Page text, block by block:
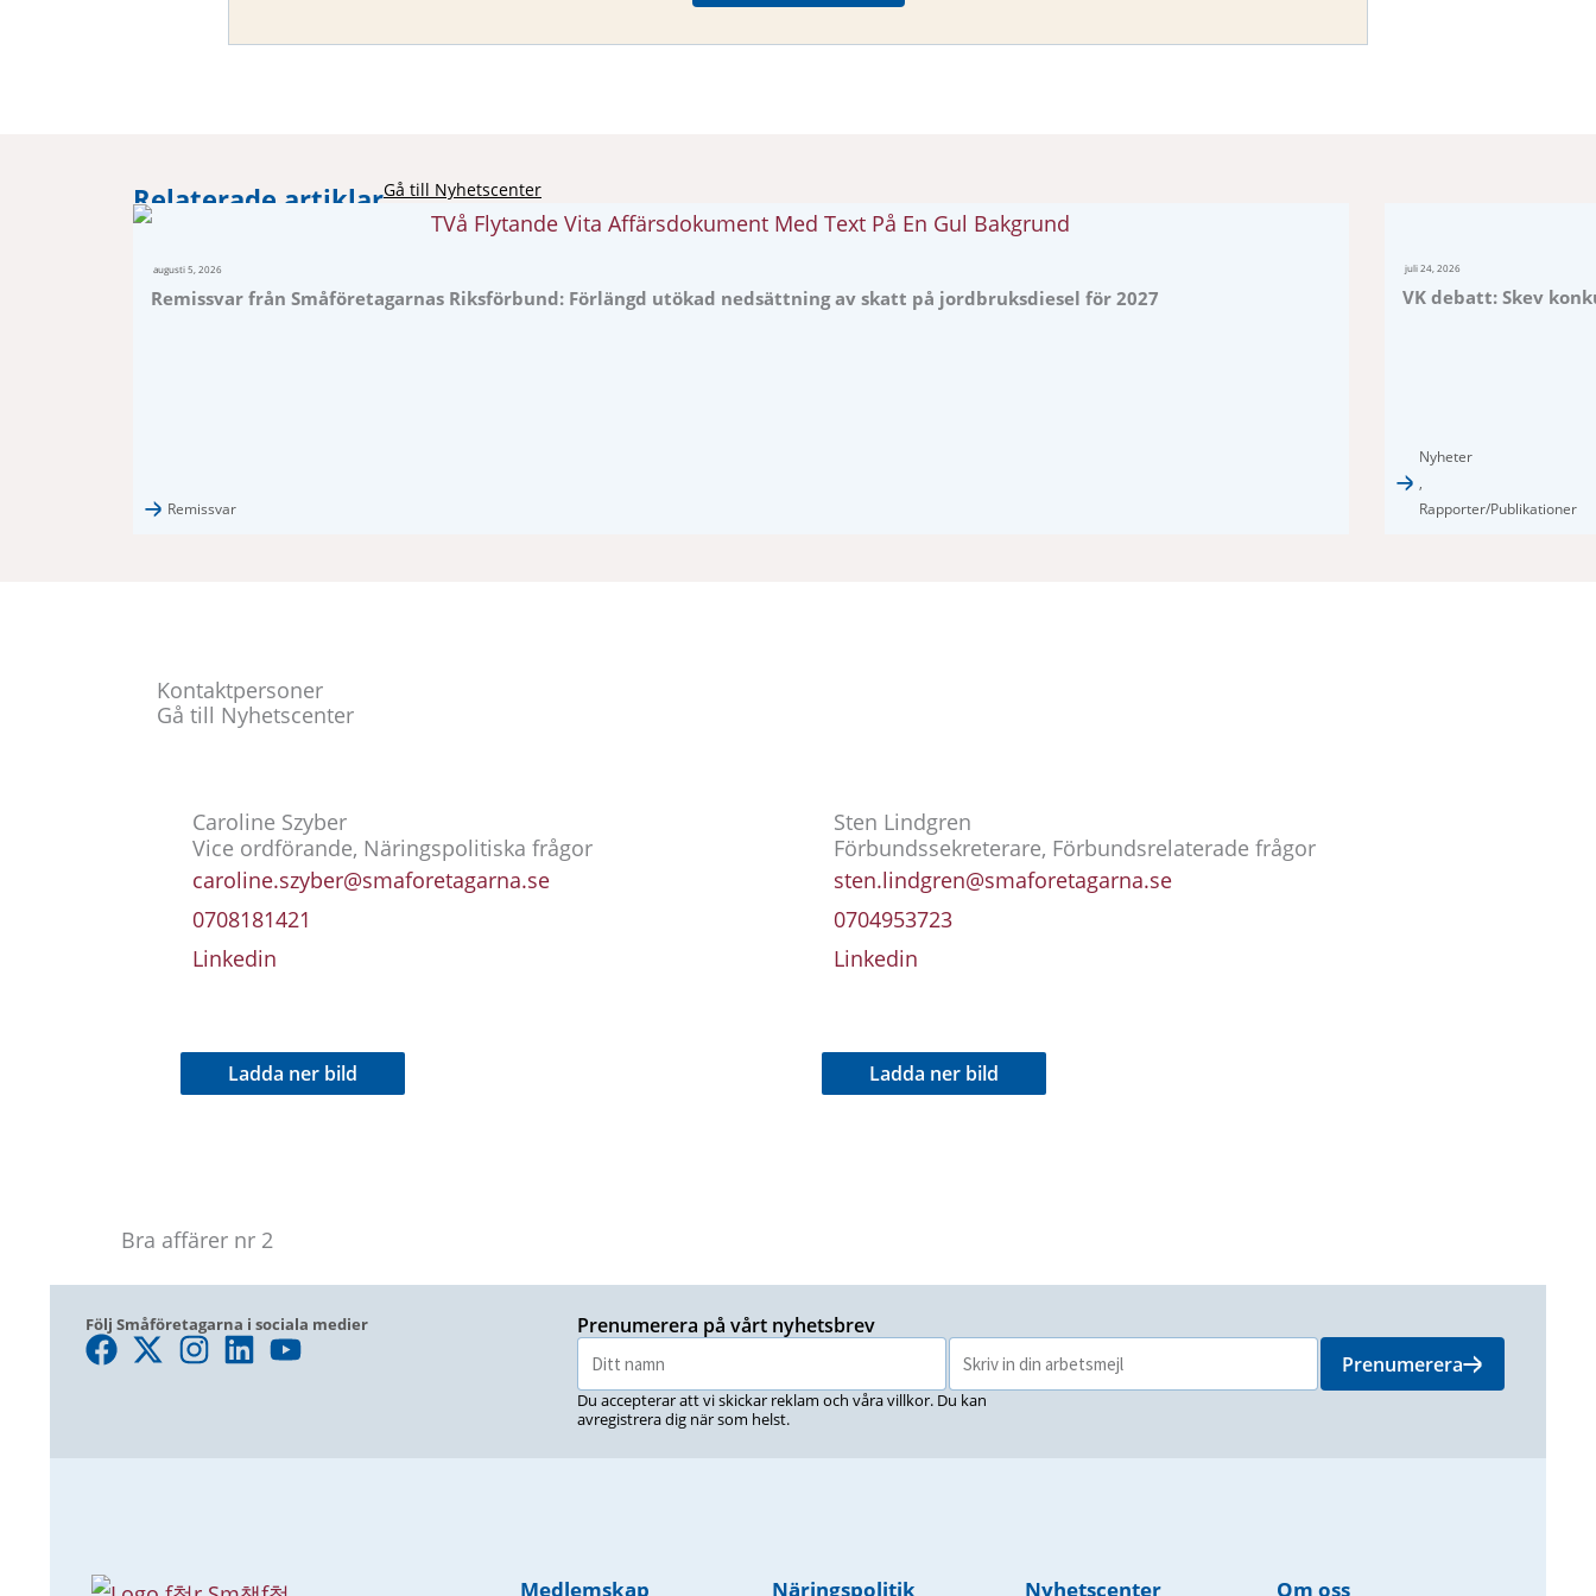
Relaterade artiklarGå till Nyhetscenter
augusti 5, 2026
Remissvar från Småföretagarnas Riksförbund: Förlängd utökad nedsättning av skatt på jordbruksdiesel för 2027
Remissvar
juli 24, 2026
VK debatt: Skev
Nyheter
,
Rapporter/Publikationer
Kontaktpersoner
Gå till Nyhetscenter
Caroline Szyber
Vice ordförande, Näringspolitiska frågor
caroline.szyber@smaforetagarna.se
0708181421
Linkedin
Ladda ner bild
Sten Lindgren
Förbundssekreterare, Förbundsrelaterade frågor
sten.lindgren@smaforetagarna.se
0704953723
Linkedin
Ladda ner bild
Bra affärer nr 2
Följ Småföretagarna i sociala medier
Prenumerera på vårt nyhetsbrev
Prenumerera
Du accepterar att vi skickar reklam och våra villkor. Du kan
avregistrera dig när som helst.
Medlemskap Näringspolitik Nyhetscenter Om oss​